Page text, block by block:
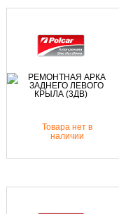
Товара нет в
наличии